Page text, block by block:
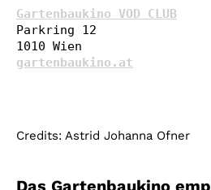
Gartenbaukino VOD CLUB
Parkring 12
gartenbaukino.at
Credits: Astrid Johanna Ofner
Das Gartenbaukino